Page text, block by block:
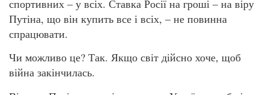
спортивних – у всіх. Ставка Росії на гроші – на віру
Путіна, що він купить все і всіх, – не повинна
спрацювати.
Чи можливо це? Так. Якщо світ дійсно хоче, щоб
війна закінчилась.